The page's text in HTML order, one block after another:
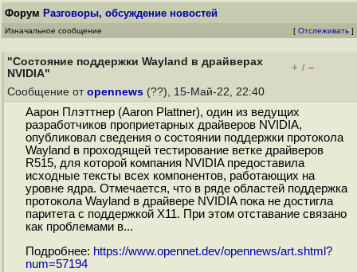
Форум Разговоры, обсуждение новостей
Изначальное сообщение [ Отслеживать ]
"Состояние поддержки Wayland в драйверах
NVIDIA"
+ / –
Сообщение от opennews (??), 15-Май-22, 22:40
Аарон Плэттнер (Aaron Plattner), один из ведущих
разработчиков проприетарных драйверов NVIDIA,
опубликовал сведения о состоянии поддержки протокола
Wayland в проходящей тестирование ветке драйверов
R515, для которой компания NVIDIA предоставила
исходные тексты всех компонентов, работающих на
уровне ядра. Отмечается, что в ряде областей поддержка
протокола Wayland в драйвере NVIDIA пока не достигла
паритета с поддержкой X11. При этом отставание связано
как проблемами в...
Подробнее: https://www.opennet.dev/opennews/art.shtml?
num=57194